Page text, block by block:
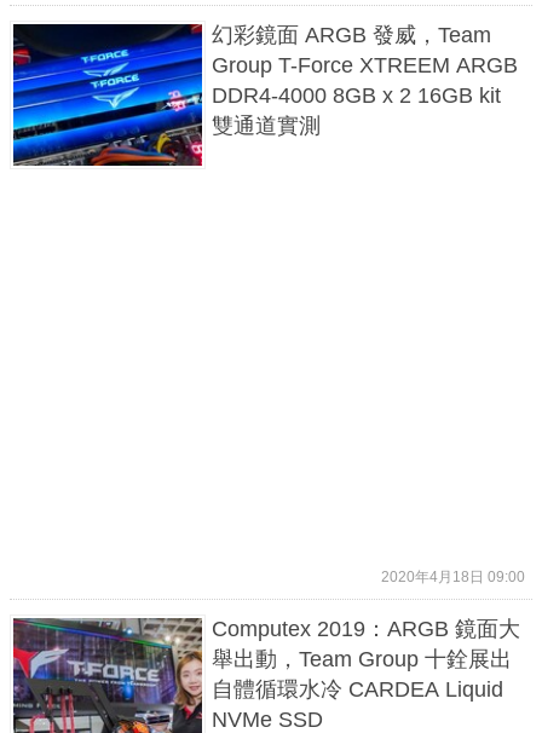
幻彩鏡面 ARGB 發威，Team
Group T-Force XTREEM ARGB
DDR4-4000 8GB x 2 16GB kit
雙通道實測
2020年4月18日 09:00
Computex 2019：ARGB 鏡面大
舉出動，Team Group 十銓展出
自體循環水冷 CARDEA Liquid
NVMe SSD